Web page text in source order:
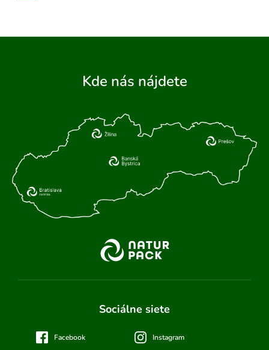
Kde nás nájdete
Sociálne siete
Facebook Instagram